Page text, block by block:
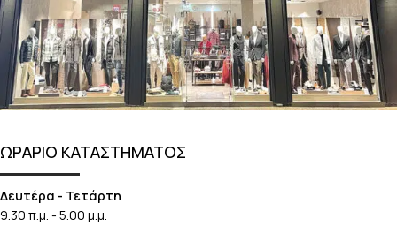
ΩΡΑΡΙΟ ΚΑΤΑΣΤΗΜΑΤΟΣ
Δευτέρα - Τετάρτη
9.30 π.μ. - 5.00 μ.μ.